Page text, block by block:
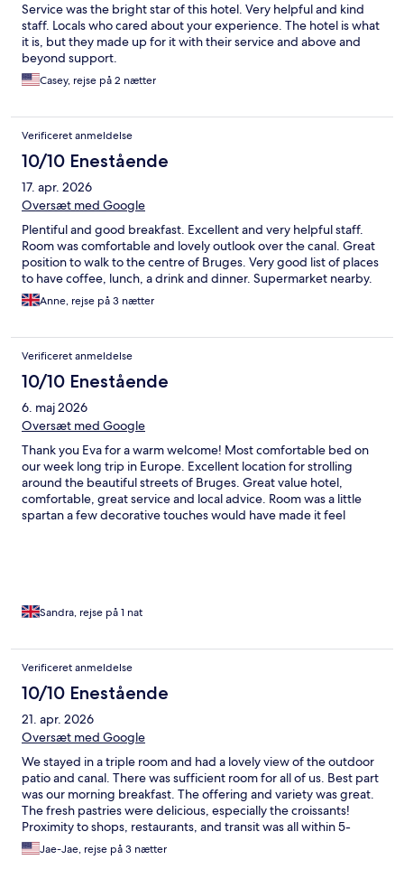
Service was the bright star of this hotel. Very helpful and kind
staff. Locals who cared about your experience. The hotel is what
it is, but they made up for it with their service and above and
beyond support.
Casey, rejse på 2 nætter
Verificeret anmeldelse
10/10 Enestående
17. apr. 2026
Oversæt med Google
Plentiful and good breakfast. Excellent and very helpful staff.
Room was comfortable and lovely outlook over the canal. Great
position to walk to the centre of Bruges. Very good list of places
to have coffee, lunch, a drink and dinner. Supermarket nearby.
Anne, rejse på 3 nætter
Verificeret anmeldelse
10/10 Enestående
6. maj 2026
Oversæt med Google
Thank you Eva for a warm welcome! Most comfortable bed on
our week long trip in Europe. Excellent location for strolling
around the beautiful streets of Bruges. Great value hotel,
comfortable, great service and local advice. Room was a little
spartan a few decorative touches would have made it feel
Sandra, rejse på 1 nat
Verificeret anmeldelse
10/10 Enestående
21. apr. 2026
Oversæt med Google
We stayed in a triple room and had a lovely view of the outdoor
patio and canal. There was sufficient room for all of us. Best part
was our morning breakfast. The offering and variety was great.
The fresh pastries were delicious, especially the croissants!
Proximity to shops, restaurants, and transit was all within 5-
10min. I would definitely come back to stay here next time I’m in
town
Jae-Jae, rejse på 3 nætter